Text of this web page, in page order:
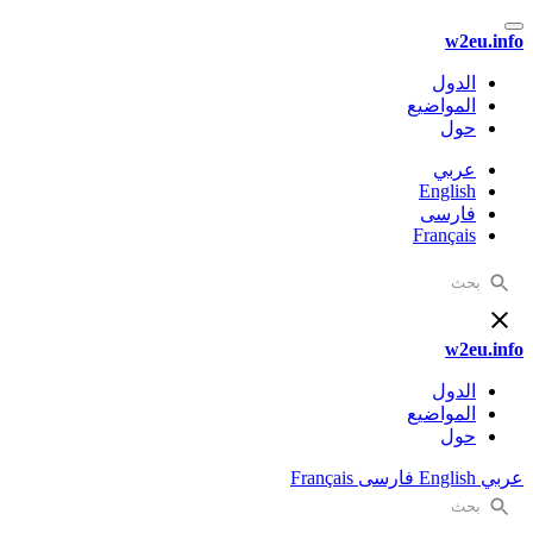
الدول
المواضيع
حول
عربي
English
فارسی
Français
الدول
المواضيع
حول
English فارسی Français